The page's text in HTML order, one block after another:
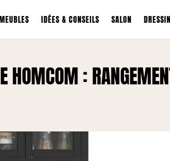
IDÉES & CONSEILS SALON
HOMCOM :